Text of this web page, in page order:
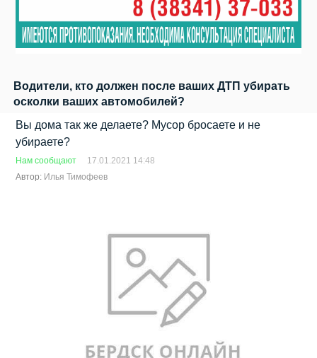
Водители, кто должен после ваших ДТП убирать
осколки ваших автомобилей?
Вы дома так же делаете? Мусор бросаете и не
убираете?
Нам сообщают
17.01.2021 14:48
Автор: Илья Тимофеев